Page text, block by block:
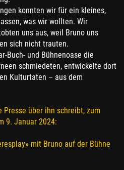
konnten wir für ein kleines,
was wir wollten. Wir
uns aus, weil Bruno uns
sich nicht trauten.
Buch- und Bühnenoase die
schmiedeten, entwickelte dort
Kulturtaten – aus dem
über ihn schreibt, zum
9. Januar 2024:
mit Bruno auf der Bühne